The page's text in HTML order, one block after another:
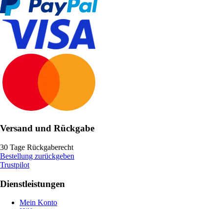
Versand und Rückgabe
30 Tage Rückgaberecht
Bestellung zurückgeben
Trustpilot
Dienstleistungen
Mein Konto